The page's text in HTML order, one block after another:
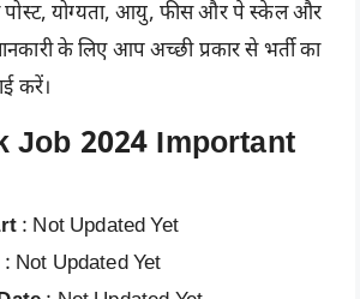
पोस्ट, योग्यता, आयु, फीस और पे स्केल और
के लिए आप अच्छी प्रकार से भर्ती का
करें।
Job 2024 Important
: Not Updated Yet
: Not Updated Yet